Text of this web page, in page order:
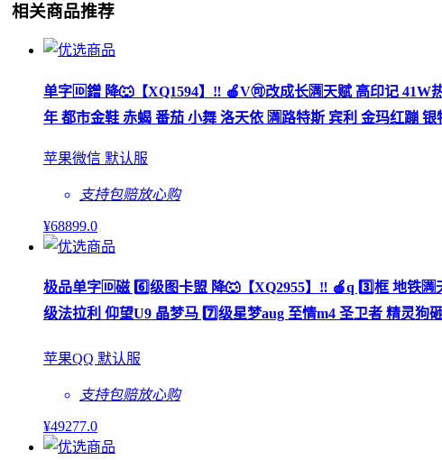
相关商品推荐
单字🆔鏳 降🐺【XQ1594】‼ 🍎V🉑改成长🈵天赋 高印记 41W
年 都市金鞋 赤蝎 番茄 小舞 洛天依 🈵路特斯 宾利 金玛红蹦
苹果微信 默认服
支持包赔放心购
¥68899.0
极品单字🆔磁 6️⃣级图卡盟 降🐺【XQ2955】‼ 🍎q 3️⃣框 地铁
级法拉利 仰望U9 晶梦马 7️⃣级星梦aug 至情m4 圣卫者 精灵狗
苹果QQ 默认服
支持包赔放心购
¥49277.0